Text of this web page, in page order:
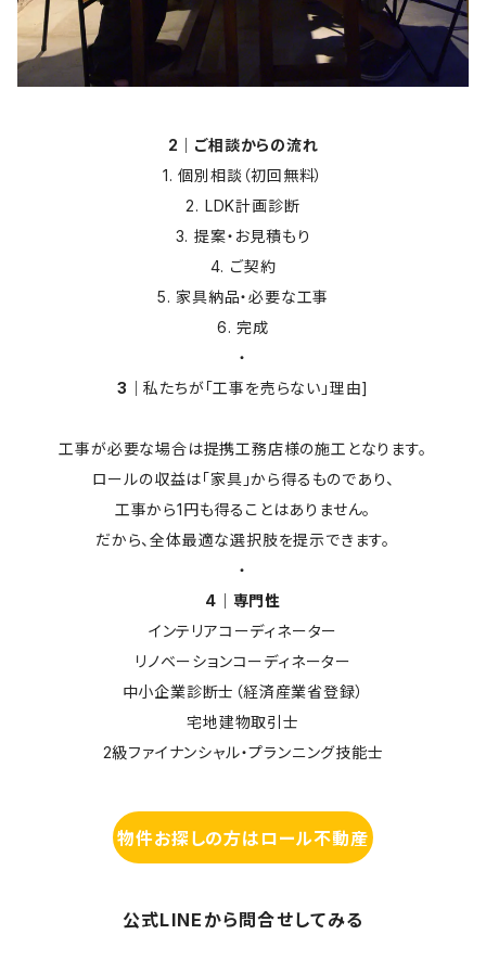
2｜ご相談からの流れ
1. 個別相談（初回無料）
2. LDK計画診断
3. 提案・お見積もり
4. ご契約
5. 家具納品・必要な工事
6. 完成
・
3｜私たちが「工事を売らない」理由]
工事が必要な場合は提携工務店様の施工となります。
ロールの収益は「家具」から得るものであり、
工事から1円も得ることはありません。
だから、全体最適な選択肢を提示できます。
・
4｜専門性
インテリアコーディネーター
リノベーションコーディネーター
中小企業診断士（経済産業省登録）
宅地建物取引士
2級ファイナンシャル・プランニング技能士
物件お探しの方はロール不動産
公式LINEから問合せしてみる